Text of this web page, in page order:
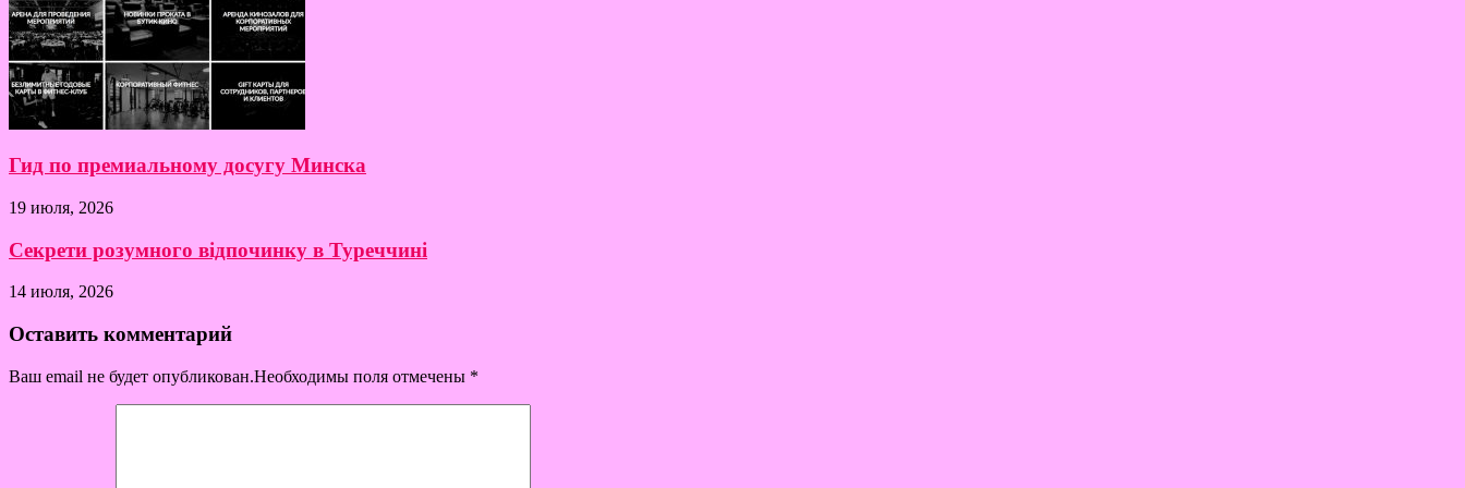
Гид по премиальному досугу Минска
19 июля, 2026
Секрети розумного відпочинку в Туреччині
14 июля, 2026
Оставить комментарий
Ваш email не будет опубликован.Необходимы поля отмечены *